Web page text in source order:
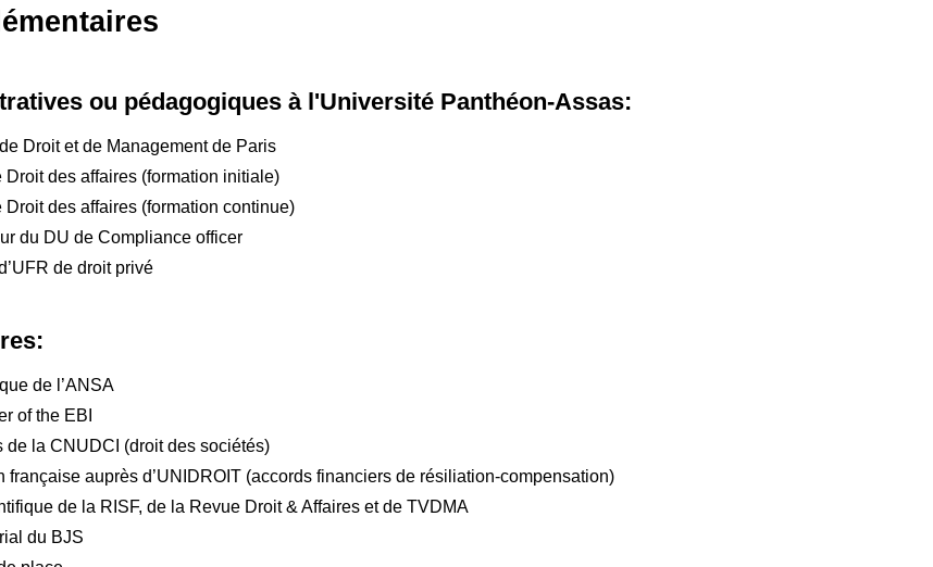
ou pédagogiques à l'Université Panthéon-Assas:
Droit et de Management de Paris
des affaires (formation initiale)
des affaires (formation continue)
du DU de Compliance officer
de droit privé
de l’ANSA
of the EBI
de la CNUDCI (droit des sociétés)
française auprès d’UNIDROIT (accords financiers de résiliation-compensation)
de la RISF, de la Revue Droit & Affaires et de TVDMA
du BJS